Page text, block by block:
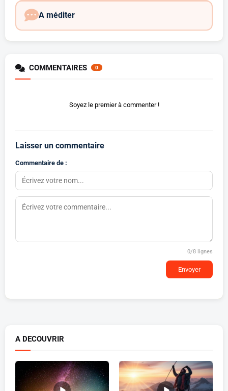
A méditer
COMMENTAIRES 0
Soyez le premier à commenter !
Laisser un commentaire
Commentaire de :
0/8 lignes
Envoyer
A DECOUVRIR